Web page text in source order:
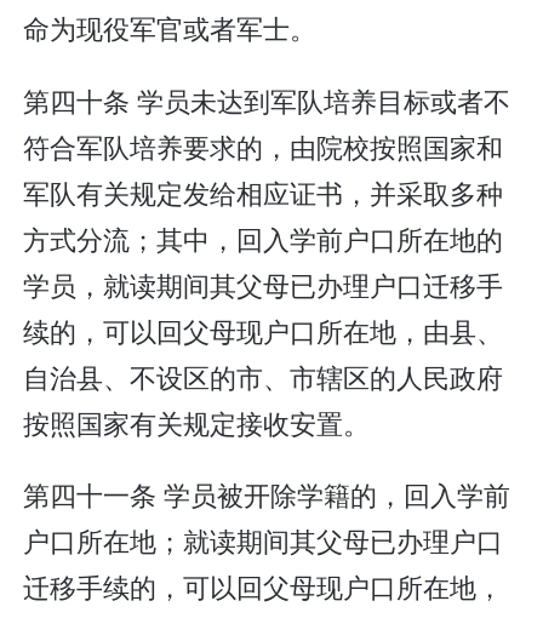
命为现役军官或者军士。
第四十条 学员未达到军队培养目标或者不
符合军队培养要求的，由院校按照国家和
军队有关规定发给相应证书，并采取多种
方式分流；其中，回入学前户口所在地的
学员，就读期间其父母已办理户口迁移手
续的，可以回父母现户口所在地，由县、
自治县、不设区的市、市辖区的人民政府
按照国家有关规定接收安置。
第四十一条 学员被开除学籍的，回入学前
户口所在地；就读期间其父母已办理户口
迁移手续的，可以回父母现户口所在地，